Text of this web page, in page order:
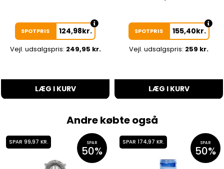
SPOTPRIS 124,98kr.
Vejl. udsalgspris: 249,95 kr.
LÆG I KURV
SPOTPRIS 155,40kr.
Vejl. udsalgspris: 259 kr.
LÆG I KURV
Andre købte også
SPAR 99,97 KR. SPAR
50%
SPAR 174,97 KR. SPAR
50%